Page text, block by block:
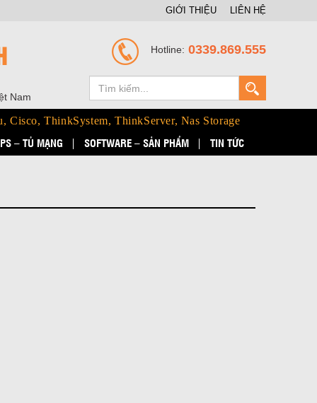
GIỚI THIỆU LIÊN HỆ
Nam
Hotline: 0339.869.555
ThinkSystem, ThinkServer, Nas Storage
– TỦ MẠNG SOFTWARE – SẢN PHẨM TIN TỨC